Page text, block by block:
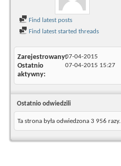
Find latest posts
Find latest started threads
Zarejestrowany07-04-2015
Ostatnio
aktywny
07-04-2015 15:27
Ostatnio odwiedzili
Ta strona była odwiedzona 3 956 razy.